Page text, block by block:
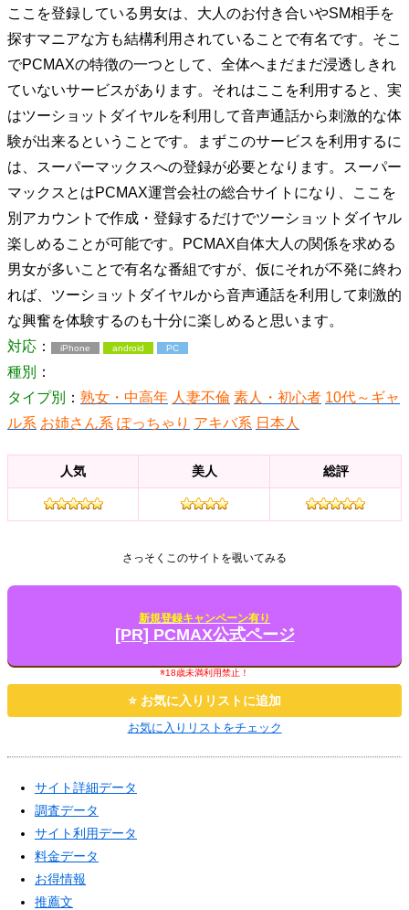
ここを登録している男女は、大人のお付き合いやSM相手を
探すマニアな方も結構利用されていることで有名です。そこ
でPCMAXの特徴の一つとして、全体へまだまだ浸透しきれ
ていないサービスがあります。それはここを利用すると、実
はツーショットダイヤルを利用して音声通話から刺激的な体
験が出来るということです。まずこのサービスを利用するに
は、スーパーマックスへの登録が必要となります。スーパー
マックスとはPCMAX運営会社の総合サイトになり、ここを
別アカウントで作成・登録するだけでツーショットダイヤル
楽しめることが可能です。PCMAX自体大人の関係を求める
男女が多いことで有名な番組ですが、仮にそれが不発に終わ
れば、ツーショットダイヤルから音声通話を利用して刺激的
な興奮を体験するのも十分に楽しめると思います。
対応 ： iPhone android PC
種別
：
タイプ別
： 熟女・中高年 人妻不倫 素人・初心者 10代～ギャ
ル系 お姉さん系 ぽっちゃり アキバ系 日本人
人気 美人 総評
さっそくこのサイトを覗いてみる
新規登録キャンペーン有り
[PR] PCMAX公式ページ
※18歳未満利用禁止！
⭐ お気に入りリストに追加
お気に入りリストをチェック
サイト詳細データ
調査データ
サイト利用データ
料金データ
お得情報
推薦文